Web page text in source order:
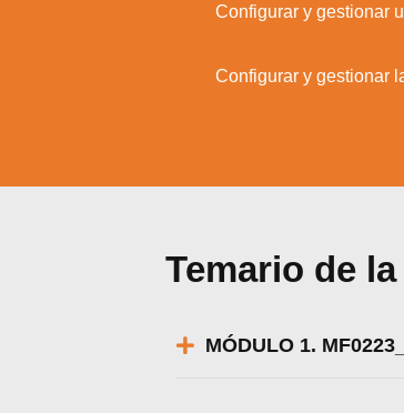
Configurar y gestionar
Configurar y gestionar
Temario de
MÓDULO 1.